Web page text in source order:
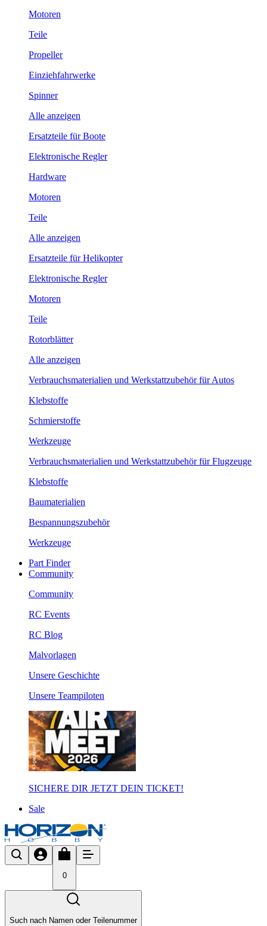
Motoren
Teile
Propeller
Einziehfahrwerke
Spinner
Alle anzeigen
Ersatzteile für Boote
Elektronische Regler
Hardware
Motoren
Teile
Alle anzeigen
Ersatzteile für Helikopter
Elektronische Regler
Motoren
Teile
Rotorblätter
Alle anzeigen
Verbrauchsmaterialien und Werkstattzubehör für Autos
Klebstoffe
Schmierstoffe
Werkzeuge
Verbrauchsmaterialien und Werkstattzubehör für Flugzeuge
Klebstoffe
Baumaterialien
Bespannungszubehör
Werkzeuge
Part Finder
Community
Community
RC Events
RC Blog
Malvorlagen
Unsere Geschichte
Unsere Teampiloten
SICHERE DIR JETZT DEIN TICKET!
Sale
0
Such nach Namen oder Teilenummer